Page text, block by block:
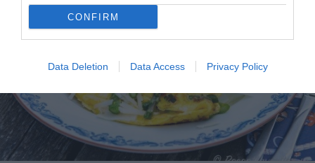
CONFIRM
Data Deletion Data Access Privacy Policy